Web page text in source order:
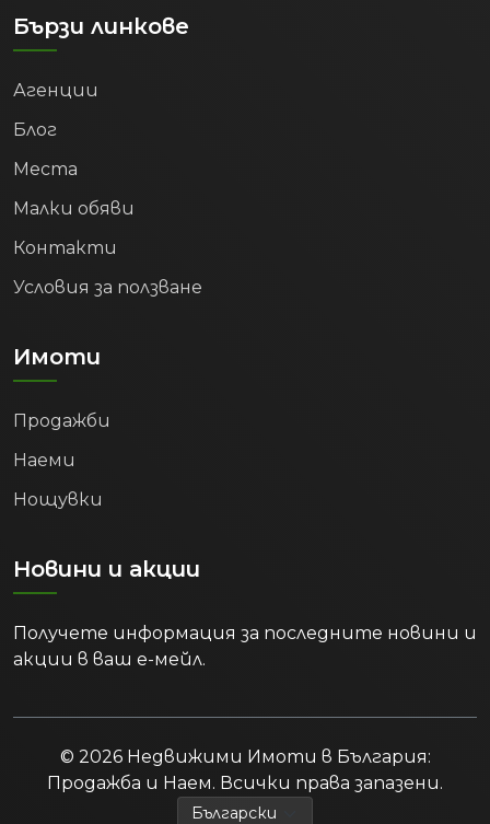
Бързи линкове
Агенции
Блог
Места
Малки обяви
Контакти
Условия за ползване
Имоти
Продажби
Наеми
Нощувки
Новини и акции
Получете информация за последните новини и
акции в ваш е-мейл.
© 2026 Недвижими Имоти в България:
Продажба и Наем. Всички права запазени.